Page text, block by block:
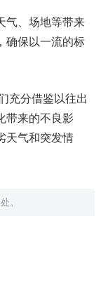
气、场地等带来
确保以一流的标
充分借鉴以往出
带来的不良影
天气和突发情
。